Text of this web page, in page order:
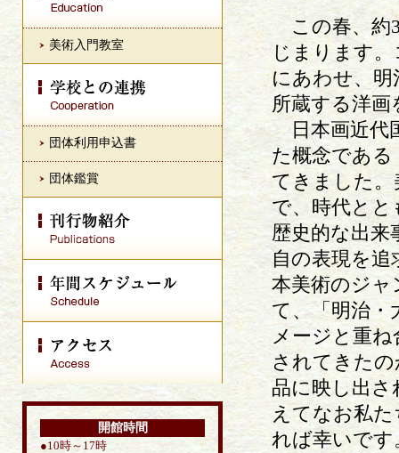
美術入門教室
団体利用申込書
団体鑑賞
開館時間
●10時～17時
この春、約
じまります
にあわせ、
所蔵する洋
日本画近代
た概念である
てきました
で、時代と
歴史的な出
自の表現を
本美術のジャ
て、「明治・
メージと重
されてきた
品に映し出
えてなお私
れば幸いです